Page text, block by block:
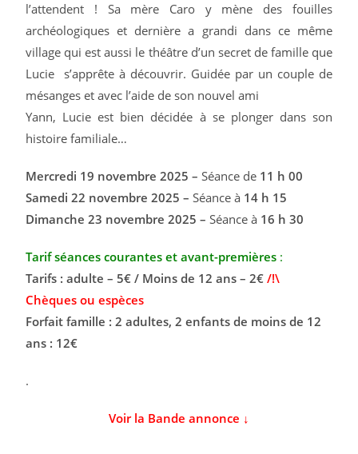
l’attendent ! Sa mère Caro y mène des fouilles
archéologiques et dernière a grandi dans ce même
village qui est aussi le théâtre d’un secret de famille que
Lucie s’apprête à découvrir. Guidée par un couple de
mésanges et avec l’aide de son nouvel ami
Yann, Lucie est bien décidée à se plonger dans son
histoire familiale…
Mercredi 19 novembre 2025 –Séance de 11 h 00
Samedi 22 novembre 2025 –Séance à 14 h 15
Dimanche 23 novembre 2025 –Séance à 16 h 30
Tarif séances courantes et avant-premières :
Tarifs : adulte – 5€ / Moins de 12 ans – 2€/!\
Chèques ou espèces
Forfait famille : 2 adultes, 2 enfants de moins de 12
ans : 12€
.
Voir la Bande annonce ↓